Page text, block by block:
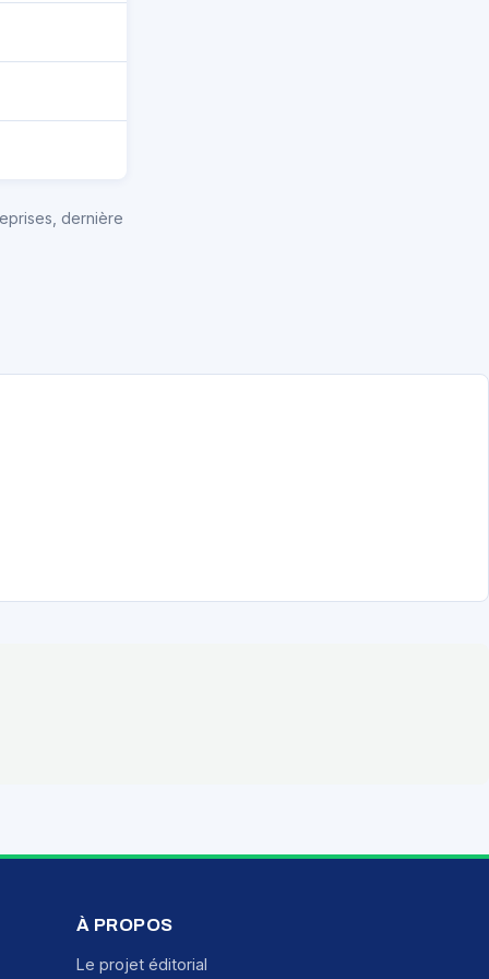
dernière
À PROPOS
Le projet éditorial